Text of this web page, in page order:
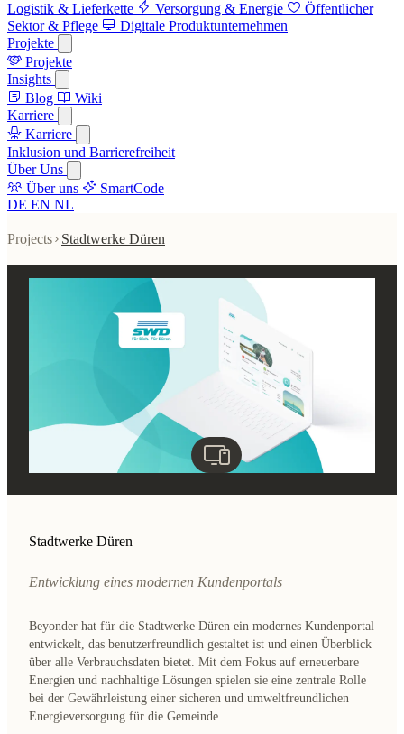
Logistik & Lieferkette
Versorgung & Energie
Öffentlicher
Sektor & Pflege
Digitale Produktunternehmen
Projekte
Projekte
Insights
Blog
Wiki
Karriere
Karriere
Inklusion und Barrierefreiheit
Über Uns
Über uns
SmartCode
DE EN NL
Projects Stadtwerke Düren
Stadtwerke Düren
Entwicklung eines modernen Kundenportals
Beyonder hat für die Stadtwerke Düren ein modernes Kundenportal
entwickelt, das benutzerfreundlich gestaltet ist und einen Überblick
über alle Verbrauchsdaten bietet. Mit dem Fokus auf erneuerbare
Energien und nachhaltige Lösungen spielen sie eine zentrale Rolle
bei der Gewährleistung einer sicheren und umweltfreundlichen
Energieversorgung für die Gemeinde.